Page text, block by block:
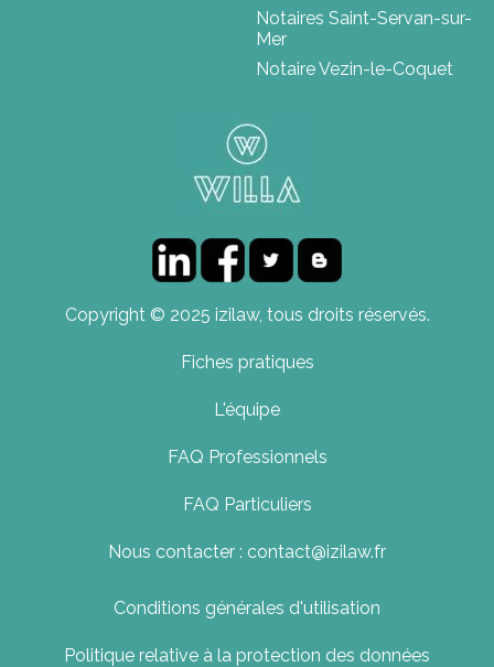
Notaires Saint-Servan-sur-
Mer
Notaire Vezin-le-Coquet
Copyright © 2025 izilaw, tous droits réservés.
Fiches pratiques
L'équipe
FAQ Professionnels
FAQ Particuliers
Nous contacter : contact@izilaw.fr
Conditions générales d'utilisation
Politique relative à la protection des données